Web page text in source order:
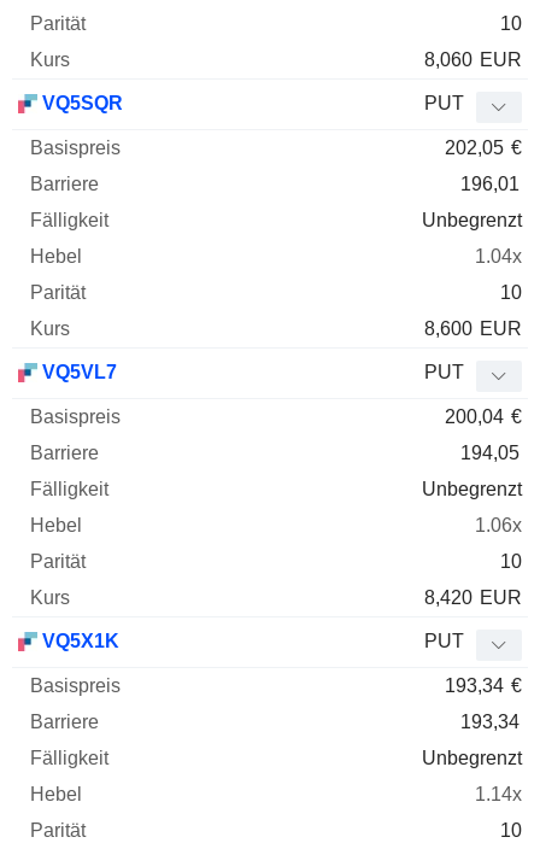
10
8,060 EUR
VQ5SQR PUT
202,05 €
196,01
Unbegrenzt
1.04x
10
8,600 EUR
VQ5VL7 PUT
200,04 €
194,05
Unbegrenzt
1.06x
10
8,420 EUR
VQ5X1K PUT
193,34 €
193,34
Unbegrenzt
1.14x
10